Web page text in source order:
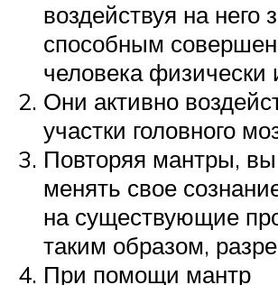
воздействуя на него
способным
человека физически
Они активно
участки головного
Повторяя мантры,
менять свое
на существующие
таким образом,
При помощи мантр